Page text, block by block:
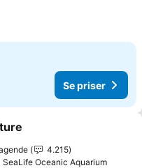
Se priser
favoritter
4.215
SeaLife Oceanic Aquarium